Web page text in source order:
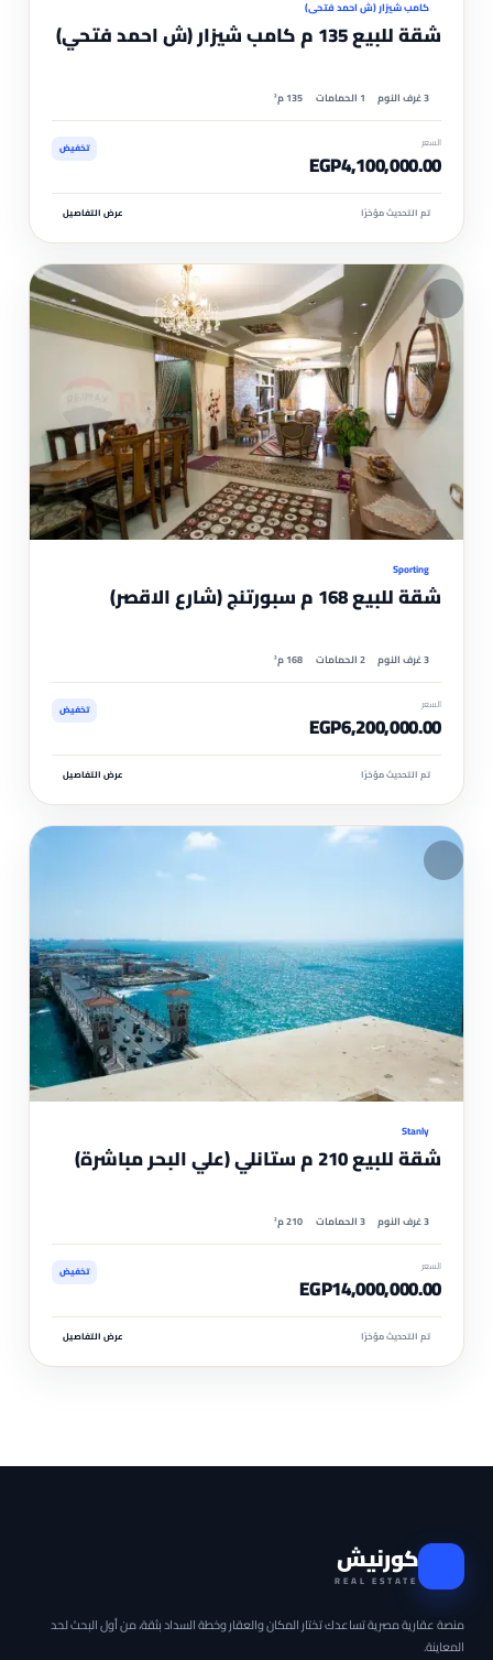
كامب شيزار (ش احمد فتحي)
شقة للبيع 135 م كامب شيزار (ش احمد فتحي)
3 غرف النوم 1 الحمامات 135 م²
السعر
EGP4,100,000.00 تخفيض
تم التحديث مؤخرًا عرض التفاصيل
Sporting
شقة للبيع 168 م سبورتنج (شارع الاقصر)
3 غرف النوم 2 الحمامات 168 م²
السعر
EGP6,200,000.00 تخفيض
تم التحديث مؤخرًا عرض التفاصيل
Stanly
شقة للبيع 210 م ستانلي (علي البحر مباشرة)
3 غرف النوم 3 الحمامات 210 م²
السعر
EGP14,000,000.00 تخفيض
تم التحديث مؤخرًا عرض التفاصيل
كورنيش
REAL ESTATE
منصة عقارية مصرية تساعدك تختار المكان والعقار وخطة السداد بثقة، من أول البحث لحد
المعاينة.